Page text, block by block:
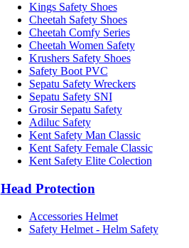
Kings Safety Shoes
Cheetah Safety Shoes
Cheetah Comfy Series
Cheetah Women Safety
Krushers Safety Shoes
Safety Boot PVC
Sepatu Safety Wreckers
Sepatu Safety SNI
Grosir Sepatu Safety
Adiluc Safety
Kent Safety Man Classic
Kent Safety Female Classic
Kent Safety Elite Colection
Head Protection
Accessories Helmet
Safety Helmet - Helm Safety